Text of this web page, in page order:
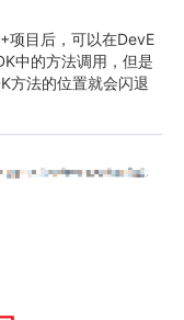
项目后，可以在DevE
中的方法调用，但是
方法的位置就会闪退